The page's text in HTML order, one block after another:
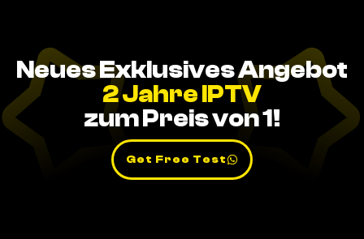
Neues Exklusives Angebot
2 Jahre IPTV
zum Preis von 1!
Get Free Test